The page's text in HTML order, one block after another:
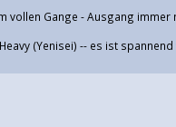
vollen Gange - Ausgang immer
(Yenisei) -- es ist